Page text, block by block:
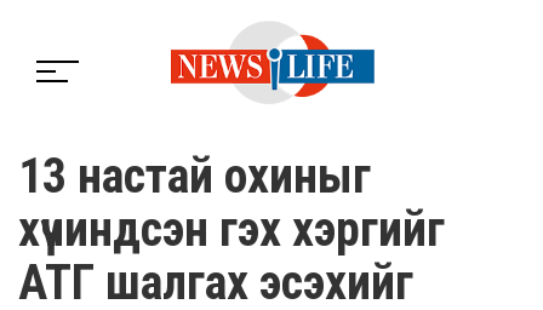
13 настай охиныг
хүчиндсэн гэх хэргийг
АТГ шалгах эсэхийг